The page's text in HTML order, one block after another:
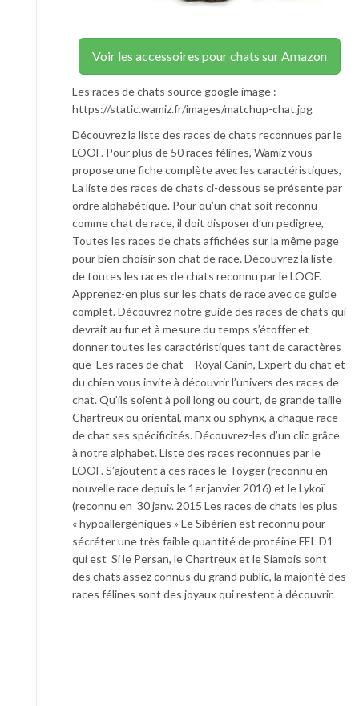
Voir les accessoires pour chats sur Amazon
Les races de chats source google image :
https://static.wamiz.fr/images/matchup-chat.jpg
Découvrez la liste des races de chats reconnues par le
LOOF. Pour plus de 50 races félines, Wamiz vous
propose une fiche complète avec les caractéristiques,
La liste des races de chats ci-dessous se présente par
ordre alphabétique. Pour qu’un chat soit reconnu
comme chat de race, il doit disposer d’un pedigree,
Toutes les races de chats affichées sur la même page
pour bien choisir son chat de race. Découvrez la liste
de toutes les races de chats reconnu par le LOOF.
Apprenez-en plus sur les chats de race avec ce guide
complet. Découvrez notre guide des races de chats qui
devrait au fur et à mesure du temps s’étoffer et
donner toutes les caractéristiques tant de caractères
que Les races de chat – Royal Canin, Expert du chat et
du chien vous invite à découvrir l’univers des races de
chat. Qu’ils soient à poil long ou court, de grande taille
Chartreux ou oriental, manx ou sphynx, à chaque race
de chat ses spécificités. Découvrez-les d’un clic grâce
à notre alphabet. Liste des races reconnues par le
LOOF. S’ajoutent à ces races le Toyger (reconnu en
nouvelle race depuis le 1er janvier 2016) et le Lykoï
(reconnu en 30 janv. 2015 Les races de chats les plus
« hypoallergéniques » Le Sibérien est reconnu pour
sécréter une très faible quantité de protéine FEL D1
qui est Si le Persan, le Chartreux et le Siamois sont
des chats assez connus du grand public, la majorité des
races félines sont des joyaux qui restent à découvrir.